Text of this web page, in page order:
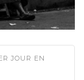
JOUR EN